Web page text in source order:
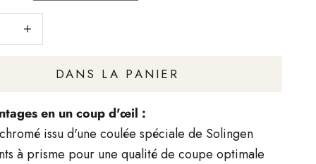
nombre
Augmenter le nombre
DANS LA PANIER
en un coup d'œil :
issu d'une coulée spéciale de Solingen
à prisme pour une qualité de coupe optimale